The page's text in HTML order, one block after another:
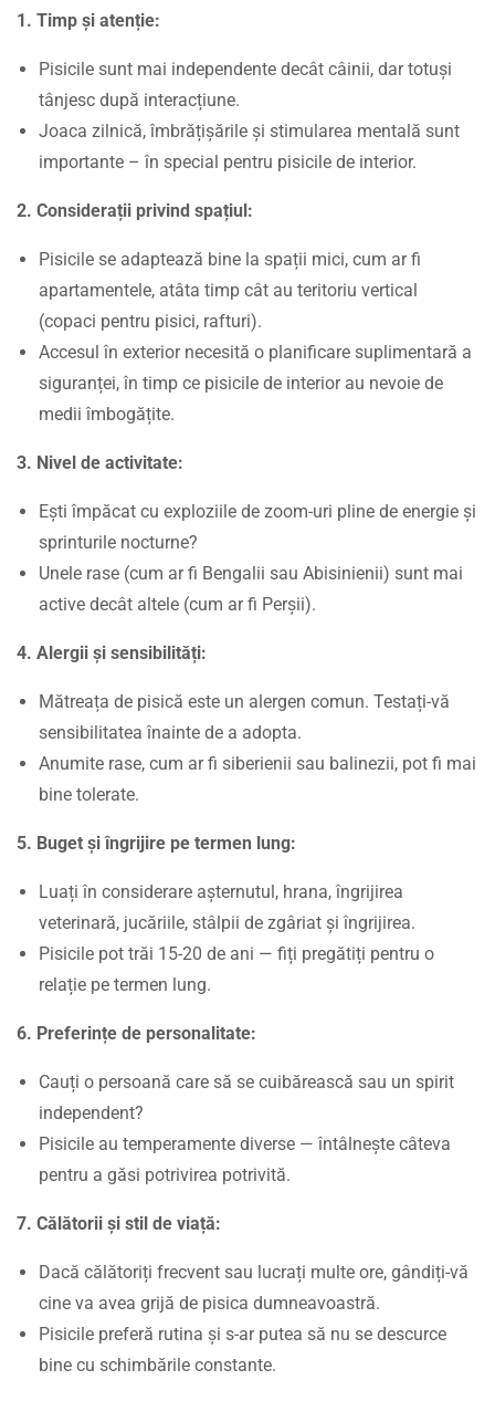
1
3
,
2
2
6
1. Timp și atenție:
Pisicile sunt mai independente decât câinii, dar totuși
tânjesc după interacțiune.
Joaca zilnică, îmbrățișările și stimularea mentală sunt
importante – în special pentru pisicile de interior.
2. Considerații privind spațiul:
Pisicile se adaptează bine la spații mici, cum ar fi
apartamentele, atâta timp cât au teritoriu vertical
(copaci pentru pisici, rafturi).
Accesul în exterior necesită o planificare suplimentară a
siguranței, în timp ce pisicile de interior au nevoie de
medii îmbogățite.
3. Nivel de activitate:
Ești împăcat cu exploziile de zoom-uri pline de energie și
sprinturile nocturne?
Unele rase (cum ar fi Bengalii sau Abisinienii) sunt mai
active decât altele (cum ar fi Perșii).
4. Alergii și sensibilități:
Mătreața de pisică este un alergen comun. Testați-vă
sensibilitatea înainte de a adopta.
Anumite rase, cum ar fi siberienii sau balinezii, pot fi mai
bine tolerate.
5. Buget și îngrijire pe termen lung:
Luați în considerare așternutul, hrana, îngrijirea
veterinară, jucăriile, stâlpii de zgâriat și îngrijirea.
Pisicile pot trăi 15-20 de ani — fiți pregătiți pentru o
relație pe termen lung.
6. Preferințe de personalitate:
Cauți o persoană care să se cuibărească sau un spirit
independent?
Pisicile au temperamente diverse — întâlnește câteva
pentru a găsi potrivirea potrivită.
7. Călătorii și stil de viață:
Dacă călătoriți frecvent sau lucrați multe ore, gândiți-vă
cine va avea grijă de pisica dumneavoastră.
Pisicile preferă rutina și s-ar putea să nu se descurce
bine cu schimbările constante.